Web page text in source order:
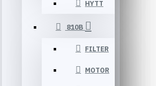
HYTT
810B
FILTER
MOTOR